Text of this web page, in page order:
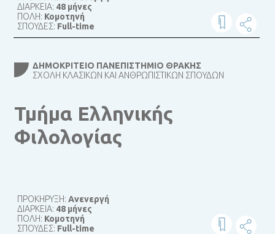
ΔΙΑΡΚΕΙΑ: 48 μήνες
ΠΟΛΗ: Κομοτηνή
ΣΠΟΥΔΕΣ: Full-time
ΔΗΜΟΚΡΊΤΕΙΟ ΠΑΝΕΠΙΣΤΉΜΙΟ ΘΡΆΚΗΣ
ΣΧΟΛΉ ΚΛΑΣΙΚΏΝ ΚΑΙ ΑΝΘΡΩΠΙΣΤΙΚΏΝ ΣΠΟΥΔΏΝ
Τμήμα Ελληνικής
Φιλολογίας
ΠΡΟΚΗΡΥΞΗ:Ανενεργή
ΔΙΑΡΚΕΙΑ: 48 μήνες
ΠΟΛΗ: Κομοτηνή
ΣΠΟΥΔΕΣ: Full-time